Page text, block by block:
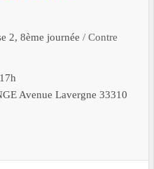
2, 8ème journée / Contre
Avenue Lavergne 33310